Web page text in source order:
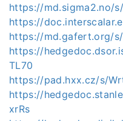
https://md.sigma2.no/
https://
https://md.gafert.org/s/
https://
TL70
https://pad.hxx.cz/s/
https://
xrRs